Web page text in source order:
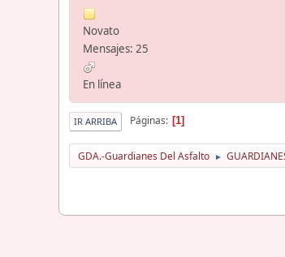
Novato
Mensajes: 25
En línea
IR ARRIBA Páginas 1
GDA.-Guardianes Del Asfalto ►